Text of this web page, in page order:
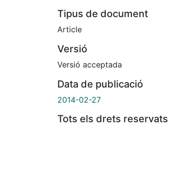
Tipus de document
Article
Versió
Versió acceptada
Data de publicació
2014-02-27
Tots els drets reservats